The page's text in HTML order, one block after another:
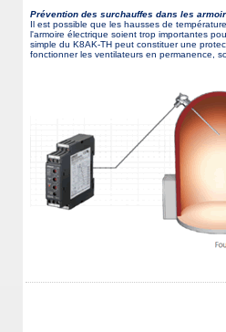
Prévention des surchauffes dans les
Il est possible que les hausses de
l'armoire électrique soient trop importantes
simple du K8AK-TH peut constituer une
fonctionner les ventilateurs en permanence,